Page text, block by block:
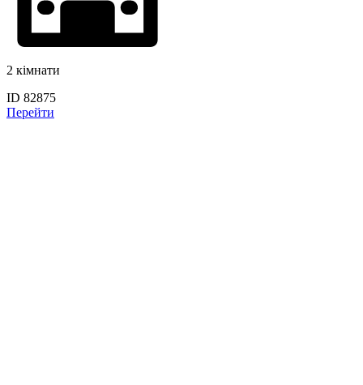
2 кімнати
ID 82875
Перейти